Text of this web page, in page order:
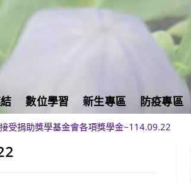
數位學習 新生專區 防疫專區
受捐助獎學基金會各項獎學金~114.09.22